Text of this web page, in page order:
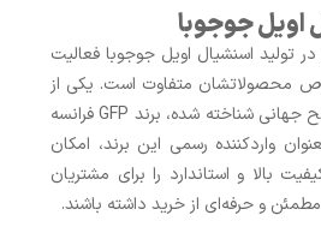
اویل جوجوبا
در تولید اسنشیال اویل جوجوبا فعالیت
محصولاتشان متفاوت است. یکی از
برندهای معتبر که در سطح جهانی شناخته شده، برند GFP فرانسه
واردکننده رسمی این برند، امکان
بالا و استاندارد را برای مشتریان
و حرفه‌ای از خرید داشته باشند.